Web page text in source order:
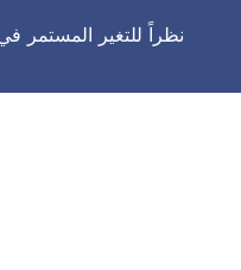
نظراً للتغير المستمر